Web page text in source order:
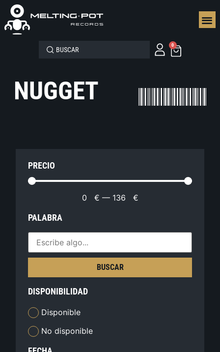
0
NUGGET
PRECIO
0 € — 136 €
PALABRA
BUSCAR
DISPONIBILIDAD
Disponible
No disponible